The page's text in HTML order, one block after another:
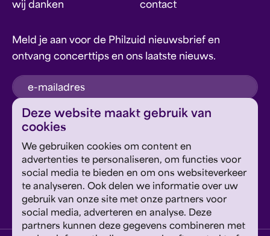
Deze website maakt gebruik van
cookies
We gebruiken cookies om content en
advertenties te personaliseren, om functies voor
social media te bieden en om ons websiteverkeer
te analyseren. Ook delen we informatie over uw
gebruik van onze site met onze partners voor
social media, adverteren en analyse. Deze
partners kunnen deze gegevens combineren met
wij danken contact
Meld je aan voor de Philzuid nieuwsbrief en
ontvang concerttips en ons laatste nieuws.
inschrijven
Google's Privacyverklaring en Servicevoorwaarden
van toepassing.
Geef om Philzuid en steun ons!
steun ons